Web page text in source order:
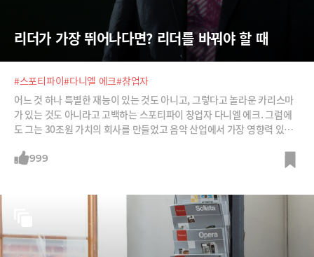
리더가 가장 뛰어나다면? 리더를 바꿔야 할 때
#스포티파이#다니엘 에크#창업자
어느 것 하나 특별한 재능이 있는 것도 아니고, 그렇다고 놀라운 카리스마
가 있는 것도 아니라고 고백하는 스포티파이 창업자 다니엘 에크. 그럼에
도 그는 30조원 가치의 회사를 만들었고 음악 산업에서 가장 영향력 있는
999